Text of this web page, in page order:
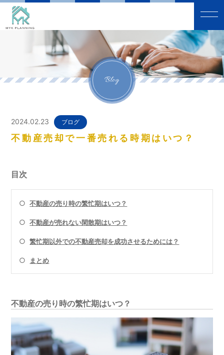
Blog
2024.02.23 ブログ
不動産売却で一番売れる時期はいつ？
目次
○不動産の売り時の繁忙期はいつ？
○不動産が売れない閑散期はいつ？
○繁忙期以外での不動産売却を成功させるためには？
○ まとめ
不動産の売り時の繁忙期はいつ？